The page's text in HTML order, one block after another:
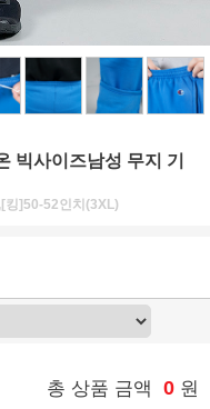
빅사이즈남성 무지 기
킹]50-52인치(3XL)
총 상품 금액 0 원